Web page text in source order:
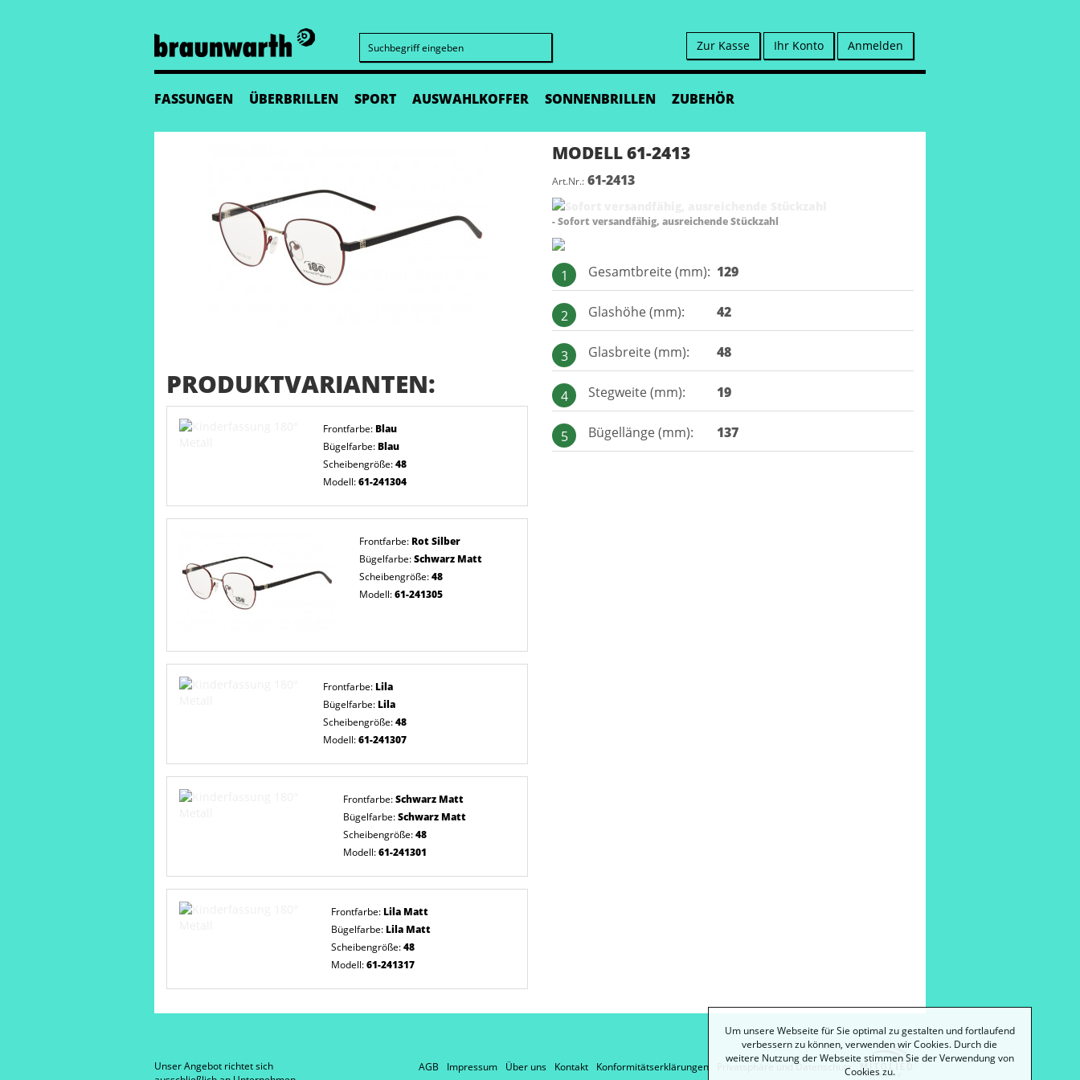
Zur Kasse Ihr Konto Anmelden
FASSUNGEN ÜBERBRILLEN SPORT AUSWAHLKOFFER SONNENBRILLEN ZUBEHÖR
PRODUKTVARIANTEN:
Frontfarbe: Blau
Bügelfarbe: Blau
Scheibengröße:48
Modell:61-241304
Frontfarbe: Rot Silber
Bügelfarbe:Schwarz Matt
Scheibengröße:48
Modell:61-241305
Frontfarbe: Lila
Bügelfarbe: Lila
Scheibengröße:48
Modell:61-241307
Frontfarbe:Schwarz Matt
Bügelfarbe:Schwarz Matt
Scheibengröße:48
Modell:61-241301
Frontfarbe: Lila Matt
Bügelfarbe: Lila Matt
Scheibengröße:48
Modell:61-241317
MODELL 61-2413
Art.Nr.: 61-2413
- Sofort versandfähig, ausreichende Stückzahl
1 Gesamtbreite (mm): 129
2 Glashöhe (mm): 42
3 Glasbreite (mm): 48
4 Stegweite (mm): 19
5 Bügellänge (mm): 137
Unser Angebot richtet sich
Privatsphäre und Datenschutz
Konformitätserklärungen
Kontakt
Über uns
Impressum
AGB
Um unsere Webseite für Sie optimal zu gestalten und fortlaufend
verbessern zu können, verwenden wir Cookies. Durch die
weitere Nutzung der Webseite stimmen Sie der Verwendung von
Cookies zu.